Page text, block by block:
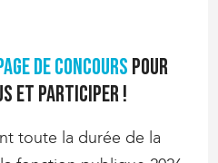
de concourspour
et participer !
toute la durée de la